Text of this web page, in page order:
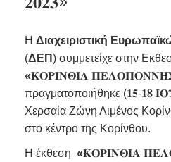
Η Διαχειριστική
(ΔΕΠ) συμμετείχε στην
«𝚱𝚶𝚸𝚰𝚴𝚯𝚰𝚨
πραγματοποιήθηκε (𝟏𝟓-𝟏𝟖
Χερσαία Ζώνη Λιμένος
στο κέντρο της Κορίνθου.
Η έκθεση «𝚱𝚶𝚸𝚰𝚴𝚯𝚰𝚨